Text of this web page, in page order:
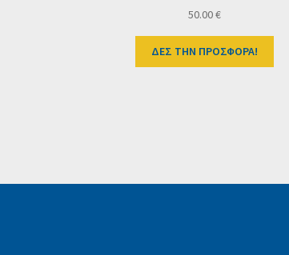
50.00€
ΔΕΣ ΤΗΝ ΠΡΟΣΦΟΡΑ!